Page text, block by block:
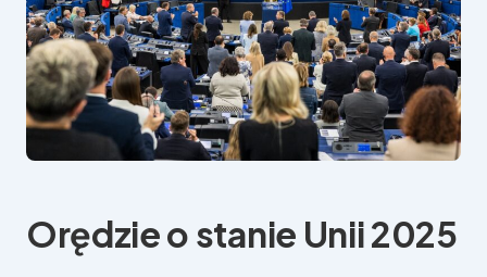
Orędzie o stanie Unii 2025